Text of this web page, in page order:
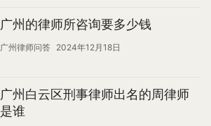
广州的律师所咨询要多少钱
广州律师问答 2024年12月18日
广州白云区刑事律师出名的周律师
是谁